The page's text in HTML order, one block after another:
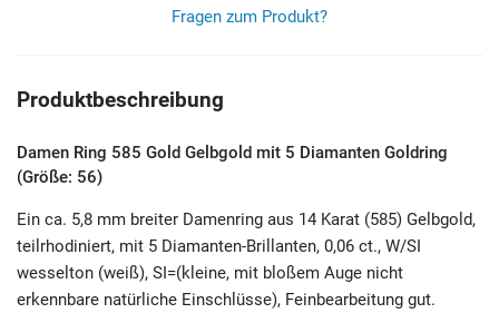
Fragen zum Produkt?
Produktbeschreibung
Damen Ring 585 Gold Gelbgold mit 5 Diamanten Goldring
(Größe: 56)
Ein ca. 5,8 mm breiter Damenring aus 14 Karat (585) Gelbgold,
teilrhodiniert, mit 5 Diamanten-Brillanten, 0,06 ct., W/SI
wesselton (weiß), SI=(kleine, mit bloßem Auge nicht
erkennbare natürliche Einschlüsse), Feinbearbeitung gut.